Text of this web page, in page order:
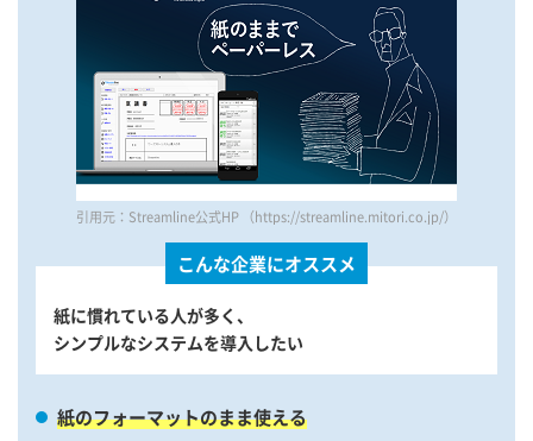
引用元：Streamline公式HP （https://streamline.mitori.co.jp/）
こんな企業にオススメ
紙に慣れている人が多く、
シンプルなシステムを導入したい
紙のフォーマットのまま使える